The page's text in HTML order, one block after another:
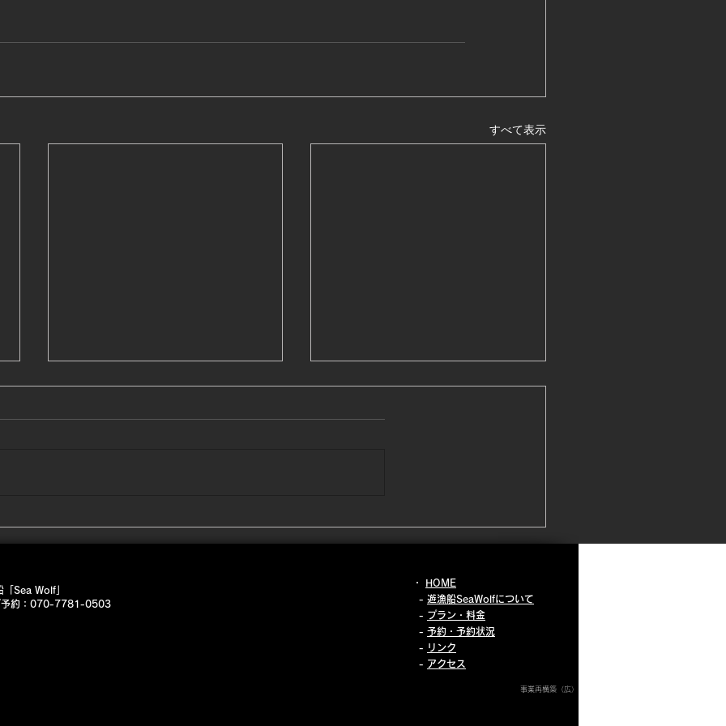
すべて表示
12月20日 南風つよ！
12月とは思えれないくらいの暖
よね🤣1番近い沖合ポイントが正
しいかぁ😊 さぁ釣果は、ごめん
なさい🙏甘鯛出会えませんでした
😭 本日お越しのお客様 リベ
ンジお待ち申し上げます🙇
Sea Wolf」
予約：070-7781-0503
・ HOME
- 遊漁船SeaWolfについて
- プラン・料金
- 予約・予約状況
​ - リンク
- アクセス
事業再構築（広）